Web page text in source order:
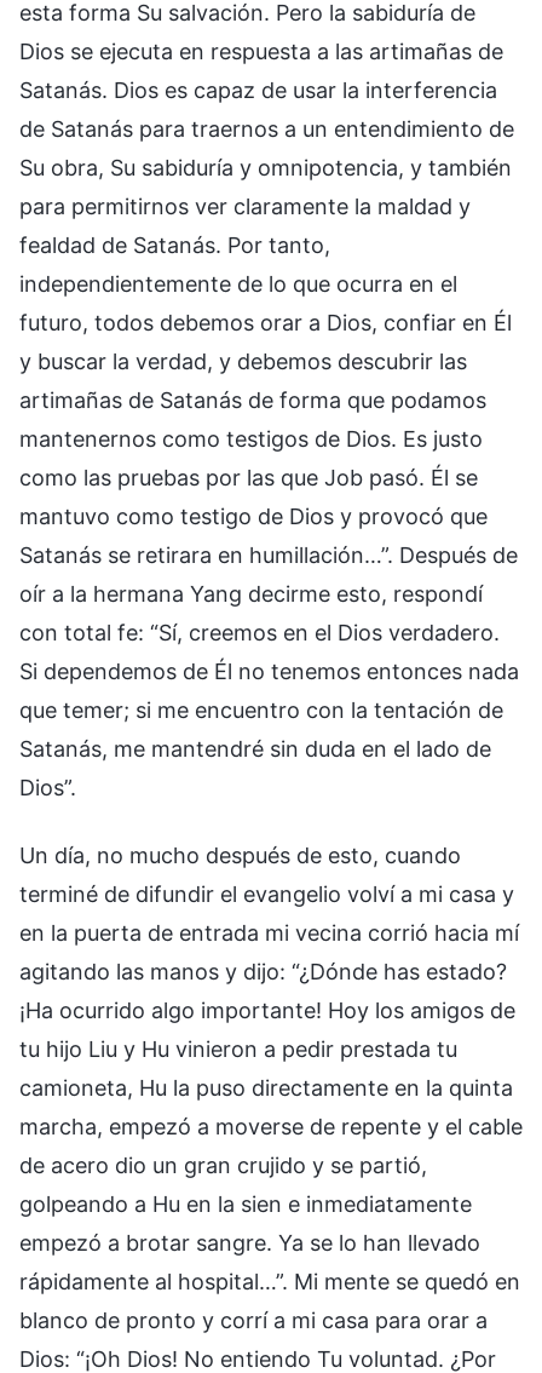
esta forma Su salvación. Pero la sabiduría de
Dios se ejecuta en respuesta a las artimañas de
Satanás. Dios es capaz de usar la interferencia
de Satanás para traernos a un entendimiento de
Su obra, Su sabiduría y omnipotencia, y también
para permitirnos ver claramente la maldad y
fealdad de Satanás. Por tanto,
independientemente de lo que ocurra en el
futuro, todos debemos orar a Dios, confiar en Él
y buscar la verdad, y debemos descubrir las
artimañas de Satanás de forma que podamos
mantenernos como testigos de Dios. Es justo
como las pruebas por las que Job pasó. Él se
mantuvo como testigo de Dios y provocó que
Satanás se retirara en humillación…”. Después de
oír a la hermana Yang decirme esto, respondí
con total fe: “Sí, creemos en el Dios verdadero.
Si dependemos de Él no tenemos entonces nada
que temer; si me encuentro con la tentación de
Satanás, me mantendré sin duda en el lado de
Dios”.
Un día, no mucho después de esto, cuando
terminé de difundir el evangelio volví a mi casa y
en la puerta de entrada mi vecina corrió hacia mí
agitando las manos y dijo: “¿Dónde has estado?
¡Ha ocurrido algo importante! Hoy los amigos de
tu hijo Liu y Hu vinieron a pedir prestada tu
camioneta, Hu la puso directamente en la quinta
marcha, empezó a moverse de repente y el cable
de acero dio un gran crujido y se partió,
golpeando a Hu en la sien e inmediatamente
empezó a brotar sangre. Ya se lo han llevado
rápidamente al hospital…”. Mi mente se quedó en
blanco de pronto y corrí a mi casa para orar a
Dios: “¡Oh Dios! No entiendo Tu voluntad. ¿Por